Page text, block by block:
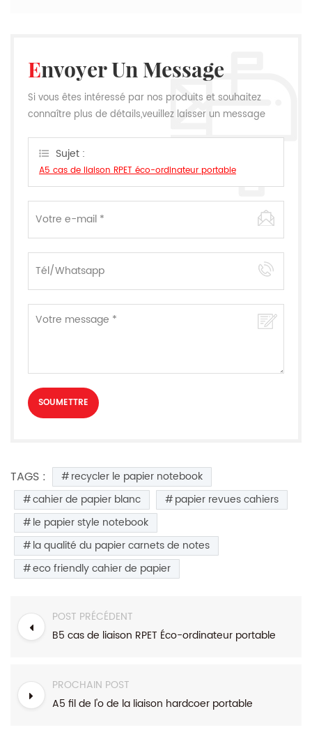
Envoyer Un Message
Si vous êtes intéressé par nos produits et souhaitez
connaître plus de détails,veuillez laisser un message
Sujet :
A5 cas de liaison RPET éco-ordinateur portable
TAGS :
recycler le papier notebook
cahier de papier blanc
papier revues cahiers
le papier style notebook
la qualité du papier carnets de notes
eco friendly cahier de papier
POST PRÉCÉDENT
B5 cas de liaison RPET Éco-ordinateur portable
PROCHAIN POST
A5 fil de l'o de la liaison hardcoer portable